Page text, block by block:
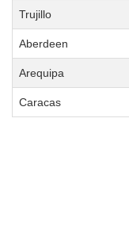
Trujillo
Aberdeen
Arequipa
Caracas